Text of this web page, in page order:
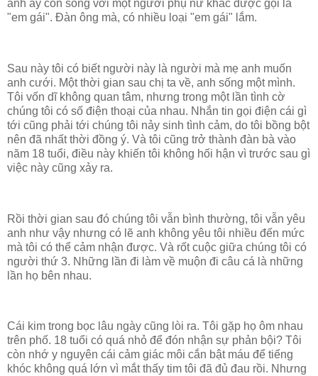
anh ấy còn sống với một người phụ nữ khác được gọi là
"em gái". Đàn ông mà, có nhiều loại "em gái" lắm.
Sau này tôi có biết người này là người mà mẹ anh muốn
anh cưới. Một thời gian sau chị ta về, anh sống một mình.
Tôi vốn dĩ không quan tâm, nhưng trong một lần tình cờ
chúng tôi có số điện thoại của nhau. Nhắn tin gọi điện cái gì
tới cũng phải tới chúng tôi nảy sinh tình cảm, do tôi bồng bột
nên đã nhất thời đồng ý. Và tôi cũng trở thành đàn bà vào
năm 18 tuổi, điều này khiến tôi không hối hận vì trước sau gì
việc này cũng xảy ra.
Rồi thời gian sau đó chúng tôi vẫn bình thường, tôi vẫn yêu
anh như vậy nhưng có lẽ anh không yêu tôi nhiều đến mức
mà tôi có thể cảm nhận được. Và rốt cuộc giữa chúng tôi có
người thứ 3. Những lần đi làm về muộn đi câu cá là những
lần họ bên nhau.
Cái kim trong bọc lâu ngày cũng lòi ra. Tôi gặp họ ôm nhau
trên phố. 18 tuổi có quá nhỏ để đón nhận sự phản bội? Tôi
còn nhớ y nguyên cái cảm giác môi cắn bật máu để tiếng
khóc không quá lớn vì mắt thấy tim tôi đã đủ đau rồi. Nhưng